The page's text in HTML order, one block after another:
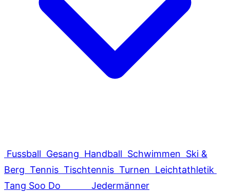
Fussball Gesang Handball Schwimmen Ski &
Berg Tennis Tischtennis Turnen Leichtathletik
Tang Soo Do
Jedermänner